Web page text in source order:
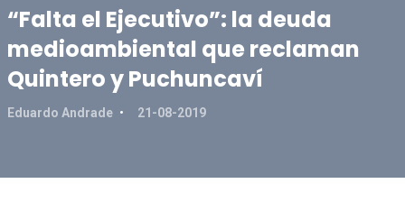
“Falta el Ejecutivo”: la deuda
medioambiental que reclaman
Quintero y Puchuncaví
Eduardo Andrade 21-08-2019